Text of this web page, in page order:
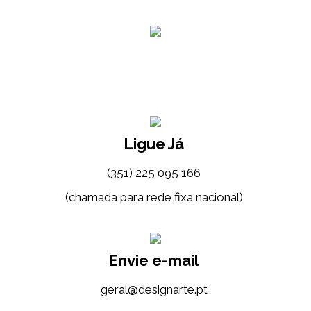
Ligue Já
(351) 225 095 166
(chamada para rede fixa nacional)
Envie e-mail
tp.etrangised@lareg